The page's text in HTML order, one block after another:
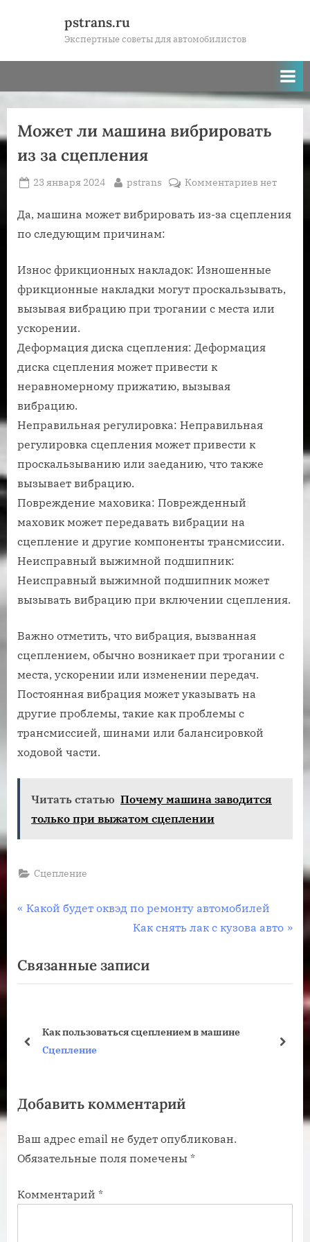
pstrans.ru
Экспертные советы для автомобилистов
Может ли машина вибрировать
из за сцепления
Posted
23 января 2024 By
pstrans Комментариевк
Может
из
за
сцепления
нет
Да, машина может вибрировать из-за сцепления
по следующим причинам:
Износ фрикционных накладок: Изношенные
фрикционные накладки могут проскальзывать,
вызывая вибрацию при трогании с места или
ускорении.
Деформация диска сцепления: Деформация
диска сцепления может привести к
неравномерному прижатию, вызывая
вибрацию.
Неправильная регулировка: Неправильная
регулировка сцепления может привести к
проскальзыванию или заеданию, что также
вызывает вибрацию.
Повреждение маховика: Поврежденный
маховик может передавать вибрации на
сцепление и другие компоненты трансмиссии.
Неисправный выжимной подшипник:
Неисправный выжимной подшипник может
вызывать вибрацию при включении сцепления.
Важно отметить, что вибрация, вызванная
сцеплением, обычно возникает при трогании с
места, ускорении или изменении передач.
Постоянная вибрация может указывать на
другие проблемы, такие как проблемы с
трансмиссией, шинами или балансировкой
ходовой части.
Читать статью Почему машина заводится
только при выжатом сцеплении
Сцепление
Навигация
записям
П
д
ы
щ
з
п
и
ь
Какой будет оквэд по ремонту автомобилей
С
е
д
з
п
и
Как снять лак с кузова авто
Связанные записи
Как пользоваться сцеплением в машине
Сцепление
пред
Добавить комментарий
Ваш адрес email не будет опубликован.
Обязательные поля помечены *
Комментарий *